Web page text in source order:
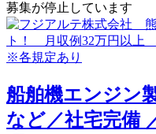
募集が停止しています
船舶機エンジン
など／社宅完備